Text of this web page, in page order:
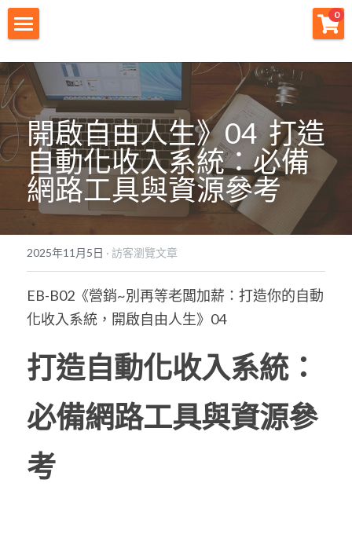
0
財神宗旨
創業痛點
團隊資源
註冊會員
免費下載
最新消息
創業商城
POWERED BY
開啟自由人生》04  打造
自動化收入系統：必備
網路工具與資源參考
2025年11月5日 · 訪客瀏覽文章
EB-B02《營銷~別再等老闆加薪：打造你的自動
化收入系統，開啟自由人生》04
打造自動化收入系統：
必備網路工具與資源參
考
×
所有商品分類